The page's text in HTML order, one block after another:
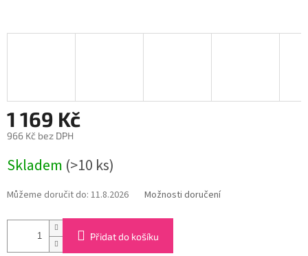
1 169 Kč
966 Kč bez DPH
cena:
Skladem (>10 ks)
Můžeme doručit do: 11.8.2026 Možnosti doručení
Přidat do košíku